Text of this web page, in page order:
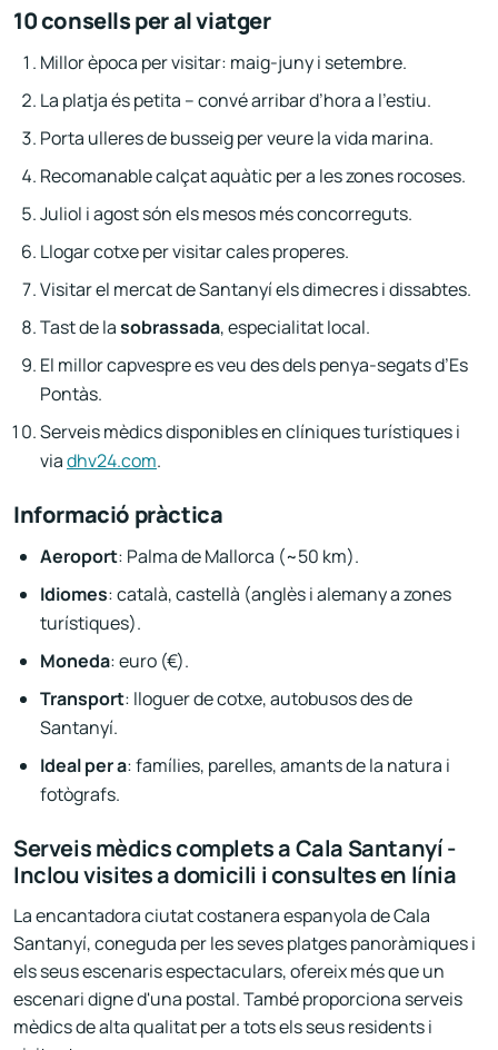
10 consells per al viatger
Millor època per visitar: maig-juny i setembre.
La platja és petita – convé arribar d’hora a l’estiu.
Porta ulleres de busseig per veure la vida marina.
Recomanable calçat aquàtic per a les zones rocoses.
Juliol i agost són els mesos més concorreguts.
Llogar cotxe per visitar cales properes.
Visitar el mercat de Santanyí els dimecres i dissabtes.
Tast de lasobrassada, especialitat local.
El millor capvespre es veu des dels penya-segats d’Es
Pontàs.
Serveis mèdics disponibles en clíniques turístiques i
viadhv24.com.
Informació pràctica
Aeroport: Palma de Mallorca (~50 km).
Idiomes: català, castellà (anglès i alemany a zones
turístiques).
Moneda: euro (€).
Transport: lloguer de cotxe, autobusos des de
Santanyí.
Ideal per a: famílies, parelles, amants de la natura i
fotògrafs.
Serveis mèdics complets a Cala Santanyí -
Inclou visites a domicili i consultes en línia
La encantadora ciutat costanera espanyola de Cala
Santanyí, coneguda per les seves platges panoràmiques i
els seus escenaris espectaculars, ofereix més que un
escenari digne d'una postal. També proporciona serveis
mèdics de alta qualitat per a tots els seus residents i